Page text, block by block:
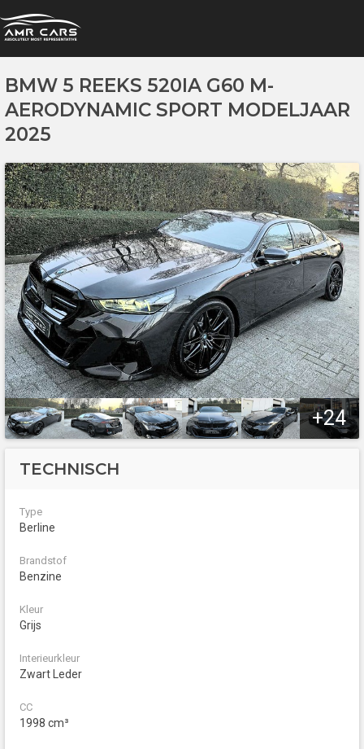
BMW 5 REEKS 520IA G60 M-
AERODYNAMIC SPORT MODELJAAR
2025
+24
TECHNISCH
Type
Berline
Brandstof
Benzine
Kleur
Grijs
Interieurkleur
Zwart Leder
CC
1998 cm³